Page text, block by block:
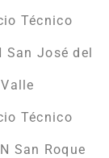
Técnico
San José del
Valle
Técnico
San Roque